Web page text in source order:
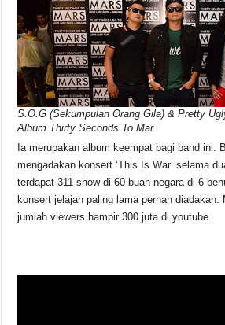
S.O.G (Sekumpulan Orang Gila) & Pretty
Album Thirty Seconds To Mar
Ia merupakan album keempat bagi band ini.
mengadakan konsert ‘This Is War’ selama
terdapat 311 show di 60 buah negara di 6
konsert jelajah paling lama pernah diadakan.
jumlah viewers hampir 300 juta di youtube.